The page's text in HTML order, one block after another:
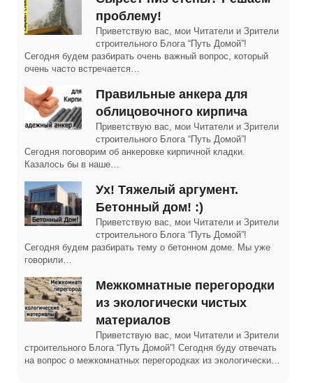
проблему!
Приветствую вас, мои Читатели и Зрители
строительного Блога “Путь Домой”!
Сегодня будем разбирать очень важный вопрос, который
очень часто встречается…
Правильные анкера для
облицовочного кирпича
Приветствую вас, мои Читатели и Зрители
строительного Блога “Путь Домой”!
Сегодня поговорим об анкеровке кирпичной кладки.
Казалось бы в наше…
Ух! Тяжелый аргумент.
Бетонный дом! :)
Приветствую вас, мои Читатели и Зрители
строительного Блога “Путь Домой”!
Сегодня будем разбирать тему о бетонном доме. Мы уже
говорили…
Межкомнатные перегородки
из экологически чистых
материалов
Приветствую вас, мои Читатели и Зрители
строительного Блога “Путь Домой”! Сегодня буду отвечать
на вопрос о межкомнатных перегородках из экологически…